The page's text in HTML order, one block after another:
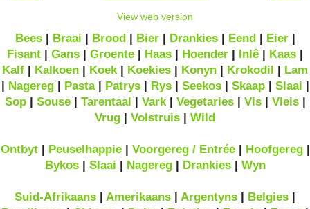
View web version
Bees| Braai Brood Bier| Drankies| Eend Eier|
Fisant
Gans Groente Haas Hoender Inlê Kaas
Kalf
Kalkoen Koek| Koekies Konyn Krokodil
Lam
Nagereg| Pasta| Patrys| Rys| Seekos| Skaap| Slaai
Sop| Souse| Tarentaal Vark| Vegetaries| Vis| Vleis|
Vrug
Volstruis Wild
Ontbyt| Peuselhappie| Voorgereg / Entrée| Hoofgereg|
Bykos| Slaai Nagereg| Drankies| Wyn
Suid-Afrikaans Amerikaans Argentyns Belgies